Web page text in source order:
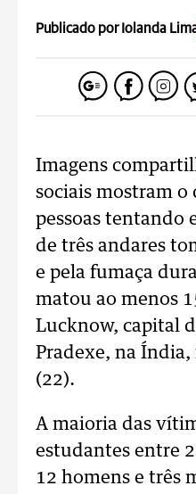
Publicado por Iolanda
Imagens
sociais mostram o
pessoas tentando
de três andares
e pela fumaça
matou ao menos
Lucknow, capital
Pradexe, na
(22).
A maioria das
estudantes entre
12 homens e três